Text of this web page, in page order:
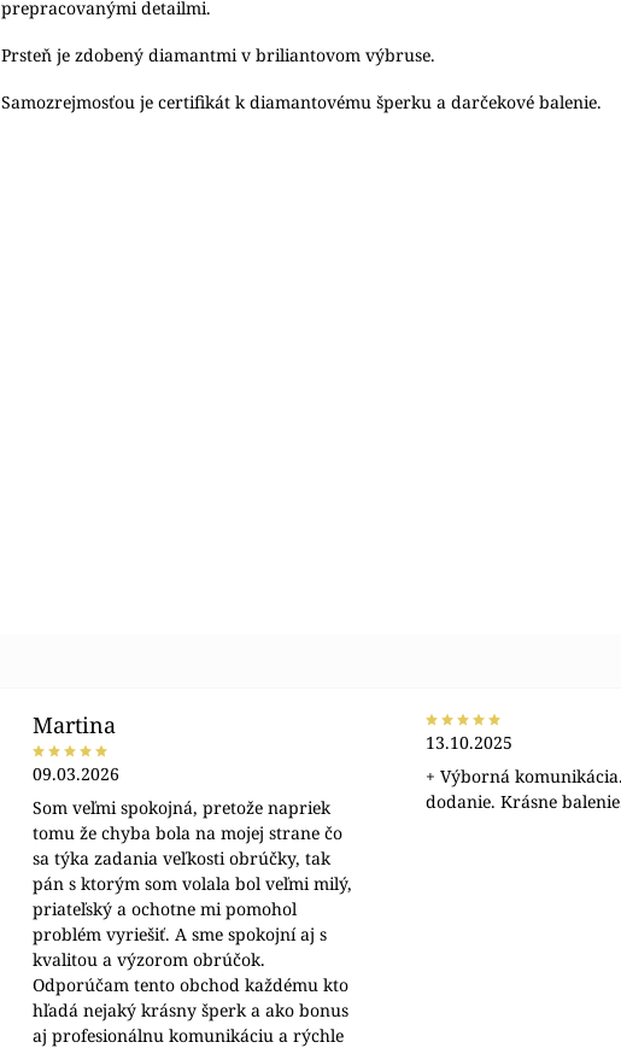
prepracovanými detailmi.
Prsteň je zdobený diamantmi v briliantovom výbruse.
Samozrejmosťou je certifikát k diamantovému šperku a darčekové balenie.
Martina
09.03.2026
Som veľmi spokojná, pretože napriek
tomu že chyba bola na mojej strane čo
sa týka zadania veľkosti obrúčky, tak
pán s ktorým som volala bol veľmi milý,
priateľský a ochotne mi pomohol
problém vyriešiť. A sme spokojní aj s
kvalitou a výzorom obrúčok.
Odporúčam tento obchod každému kto
hľadá nejaký krásny šperk a ako bonus
aj profesionálnu komunikáciu a rýchle
13.10.2025
+ Výborná
dodanie. Krásne